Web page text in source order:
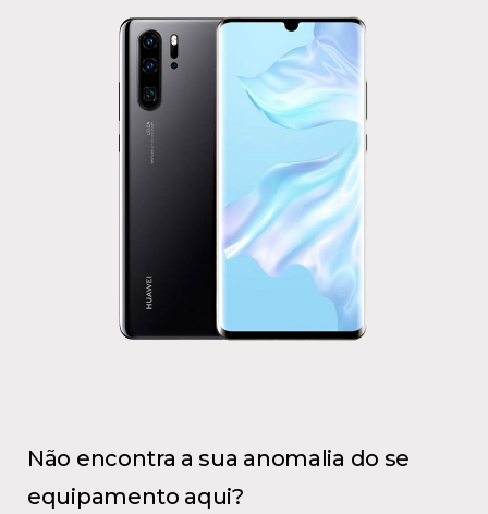
Não encontra a sua anomalia do se
equipamento aqui?